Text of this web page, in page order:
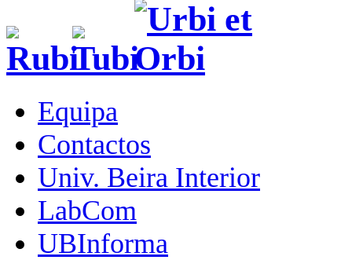
Equipa
Contactos
Univ. Beira Interior
LabCom
UBInforma